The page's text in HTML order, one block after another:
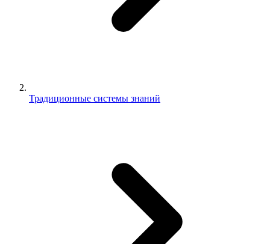
Традиционные системы знаний